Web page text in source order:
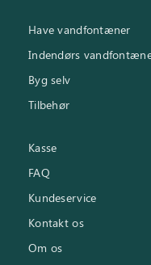
Have vandfontæner
Indendørs
Byg selv
Tilbehør
Kasse
FAQ
Kundeservice
Kontakt os
Om os